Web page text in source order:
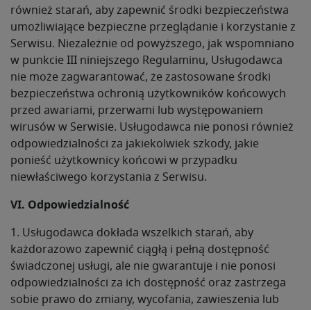
również starań, aby zapewnić środki bezpieczeństwa
umożliwiające bezpieczne przeglądanie i korzystanie z
Serwisu. Niezależnie od powyższego, jak wspomniano
w punkcie III niniejszego Regulaminu, Usługodawca
nie może zagwarantować, że zastosowane środki
bezpieczeństwa ochronią użytkowników końcowych
przed awariami, przerwami lub występowaniem
wirusów w Serwisie. Usługodawca nie ponosi również
odpowiedzialności za jakiekolwiek szkody, jakie
ponieść użytkownicy końcowi w przypadku
niewłaściwego korzystania z Serwisu.
VI. Odpowiedzialność
1. Usługodawca dokłada wszelkich starań, aby
każdorazowo zapewnić ciągłą i pełną dostępność
świadczonej usługi, ale nie gwarantuje i nie ponosi
odpowiedzialności za ich dostępność oraz zastrzega
sobie prawo do zmiany, wycofania, zawieszenia lub